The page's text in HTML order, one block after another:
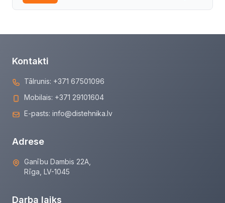
Kontakti
Tālrunis: +371 67501096
Mobilais: +371 29101604
E-pasts: info@distehnika.lv
Adrese
Ganību Dambis 22A,
Rīga, LV-1045
Darba laiks